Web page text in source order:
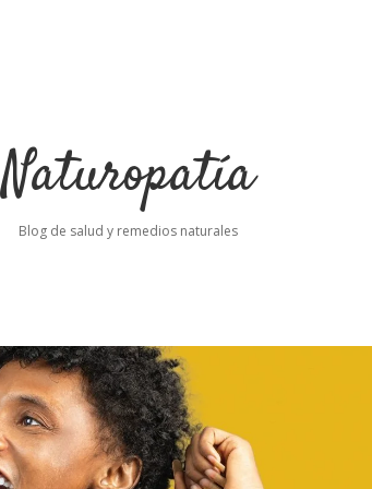
Naturopatía
Blog de salud y remedios naturales